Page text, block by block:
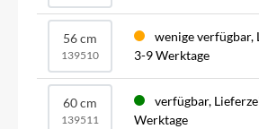
56 cm
139510
wenige verfügbar,
3-9 Werktage
60 cm
139511
verfügbar,
Werktage